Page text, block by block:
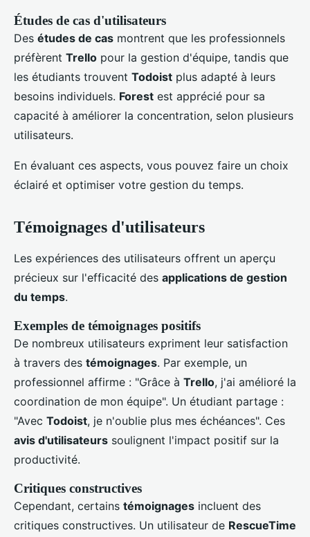
Études de cas d'utilisateurs
Des études de cas montrent que les professionnels
préfèrent Trello pour la gestion d'équipe, tandis que
les étudiants trouvent Todoist plus adapté à leurs
besoins individuels. Forest est apprécié pour sa
capacité à améliorer la concentration, selon plusieurs
utilisateurs.
En évaluant ces aspects, vous pouvez faire un choix
éclairé et optimiser votre gestion du temps.
Témoignages d'utilisateurs
Les expériences des utilisateurs offrent un aperçu
précieux sur l'efficacité des applications de gestion
du temps.
Exemples de témoignages positifs
De nombreux utilisateurs expriment leur satisfaction
à travers des témoignages. Par exemple, un
professionnel affirme : "Grâce à Trello, j'ai amélioré la
coordination de mon équipe". Un étudiant partage :
"Avec Todoist, je n'oublie plus mes échéances". Ces
avis d'utilisateurs soulignent l'impact positif sur la
productivité.
Critiques constructives
Cependant, certains témoignages incluent des
critiques constructives. Un utilisateur de RescueTime